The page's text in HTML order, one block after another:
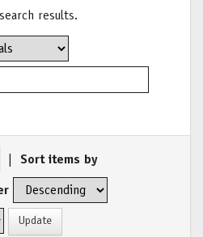
results.
Sort items by